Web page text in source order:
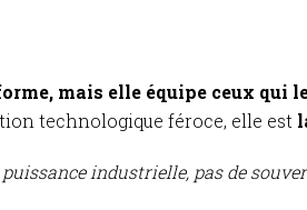
mais elle équipe ceux qui
technologique féroce, elle est
industrielle, pas de